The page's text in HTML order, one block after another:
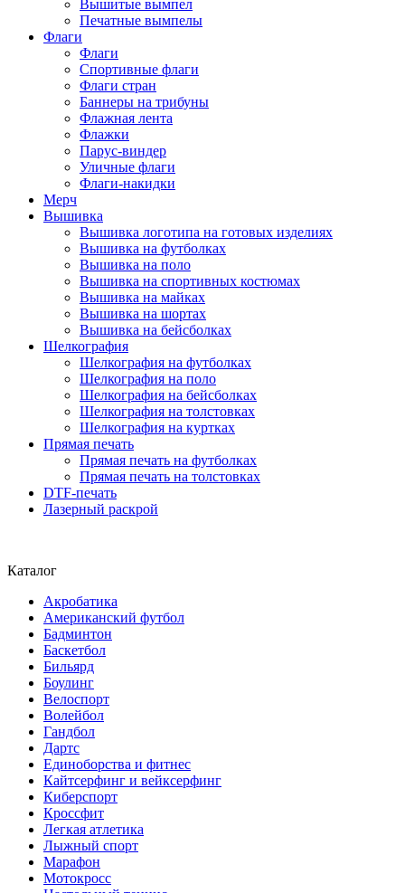
Вышитые вымпел
Печатные вымпелы
Флаги
Флаги
Спортивные флаги
Флаги стран
Баннеры на трибуны
Флажная лента
Флажки
Парус-виндер
Уличные флаги
Флаги-накидки
Мерч
Вышивка
Вышивка логотипа на готовых изделиях
Вышивка на футболках
Вышивка на поло
Вышивка на спортивных костюмах
Вышивка на майках
Вышивка на шортах
Вышивка на бейсболках
Шелкография
Шелкография на футболках
Шелкография на поло
Шелкография на бейсболках
Шелкография на толстовках
Шелкография на куртках
Прямая печать
Прямая печать на футболках
Прямая печать на толстовках
DTF-печать
Лазерный раскрой
Каталог
Акробатика
Американский футбол
Бадминтон
Баскетбол
Бильярд
Боулинг
Велоспорт
Волейбол
Гандбол
Дартс
Единоборства и фитнес
Кайтсерфинг и вейксерфинг
Киберспорт
Кроссфит
Легкая атлетика
Лыжный спорт
Марафон
Мотокросс